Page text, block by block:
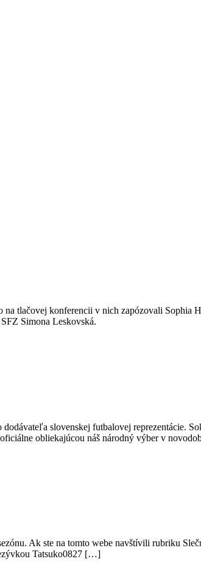
na tlačovej konferencii v nich zapózovali
Simona Leskovská.
slovenskej futbalovej reprezentácie.
obliekajúcou náš národný výber v
Ak ste na tomto webe navštívili rubriku
Tatsuko0827 […]